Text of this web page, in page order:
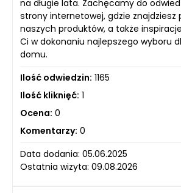
na długie lata. Zachęcamy do
strony internetowej, gdzie znajdziesz
naszych produktów, a także
Ci w dokonaniu najlepszego wyboru
domu.
Ilość odwiedzin: 1165
Ilość kliknięć: 1
Ocena: 0
Komentarzy: 0
Data dodania: 05.06.2025
Ostatnia wizyta: 09.08.2026